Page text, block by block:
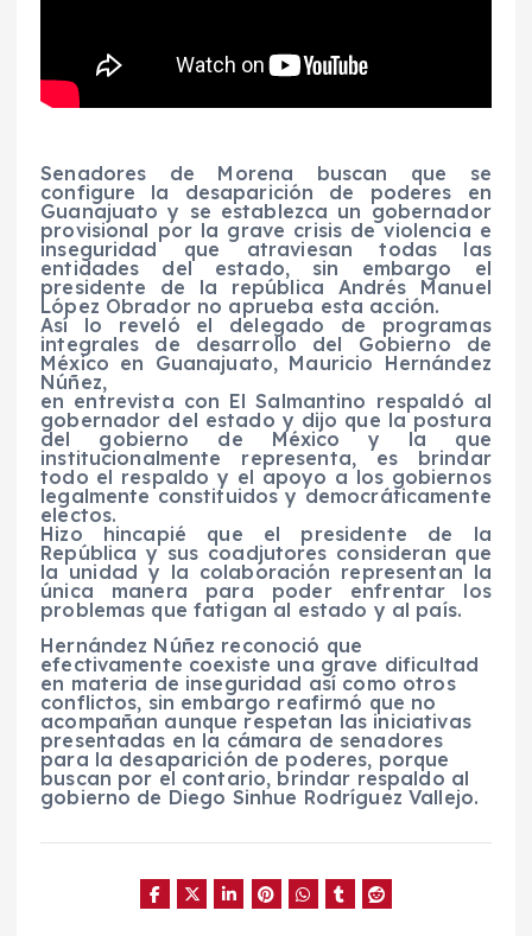
Senadores de Morena buscan que se
configure la desaparición de poderes en
Guanajuato y se establezca un gobernador
provisional por la grave crisis de violencia e
inseguridad que atraviesan todas las
entidades del estado, sin embargo el
presidente de la república Andrés Manuel
López Obrador no aprueba esta acción.
Así lo reveló el delegado de programas
integrales de desarrollo del Gobierno de
México en Guanajuato, Mauricio Hernández
Núñez,
en entrevista con El Salmantino respaldó al
gobernador del estado y dijo que la postura
del gobierno de México y la que
institucionalmente representa, es brindar
todo el respaldo y el apoyo a los gobiernos
legalmente constituidos y democráticamente
electos.
Hizo hincapié que el presidente de la
República y sus coadjutores consideran que
la unidad y la colaboración representan la
única manera para poder enfrentar los
problemas que fatigan al estado y al país.
Hernández Núñez reconoció que
efectivamente coexiste una grave dificultad
en materia de inseguridad así como otros
conflictos, sin embargo reafirmó que no
acompañan aunque respetan las iniciativas
presentadas en la cámara de senadores
para la desaparición de poderes, porque
buscan por el contario, brindar respaldo al
gobierno de Diego Sinhue Rodríguez Vallejo.